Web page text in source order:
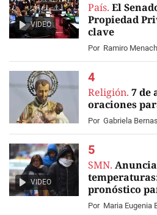
VIDEO
País. El
Propiedad
clave
Por Ramiro
Religión. 7 de
oraciones
Por Gabriela
VIDEO
SMN.
pronóstico
Por Maria Eugenia